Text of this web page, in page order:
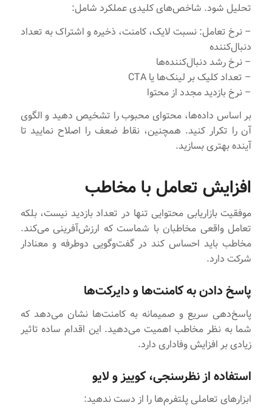
تحلیل شود. شاخص‌های کلیدی عملکرد شامل:
– نرخ تعامل: نسبت لایک، کامنت، ذخیره و اشتراک به تعداد
دنبال‌کننده
– نرخ رشد دنبال‌کننده‌ها
– تعداد کلیک بر لینک‌ها یا CTA
– نرخ بازدید مجدد از محتوا
بر اساس داده‌ها، محتوای محبوب را تشخیص دهید و الگوی
آن را تکرار کنید. همچنین، نقاط ضعف را اصلاح نمایید تا
آینده بهتری بسازید.
افزایش تعامل با مخاطب
موفقیت بازاریابی محتوایی تنها در تعداد بازدید نیست، بلکه
تعامل واقعی مخاطبان با شماست که ارزش‌آفرینی می‌کند.
مخاطب باید احساس کند در گفت‌وگویی دوطرفه و معنادار
شرکت دارد.
پاسخ دادن به کامنت‌ها و دایرکت‌ها
پاسخ‌دهی سریع و صمیمانه به کامنت‌ها نشان می‌دهد که
شما به نظر مخاطب اهمیت می‌دهید. این اقدام ساده تاثیر
زیادی بر افزایش وفاداری دارد.
استفاده از نظرسنجی، کوییز و لایو
ابزارهای تعاملی پلتفرم‌ها را از دست ندهید: